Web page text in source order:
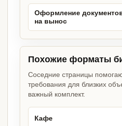
Оформление
на вынос
Похожие форматы
Соседние страницы
требования для близких
важный комплект.
Кафе